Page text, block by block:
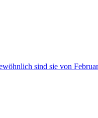
sind sie von